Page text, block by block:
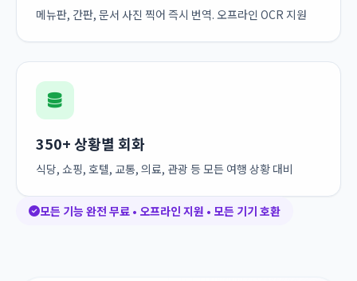
메뉴판, 간판, 문서 사진 찍어 즉시 번역. 오프라인 OCR 지원
350+ 상황별 회화
식당, 쇼핑, 호텔, 교통, 의료, 관광 등 모든 여행 상황 대비
모든 기능 완전 무료 • 오프라인 지원 • 모든 기기 호환